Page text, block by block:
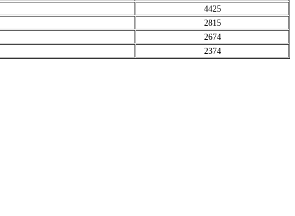
4425
2815
2674
2374